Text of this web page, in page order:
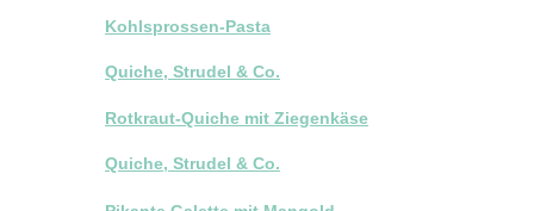
Kohlsprossen-Pasta
Quiche, Strudel & Co.
Rotkraut-Quiche mit Ziegenkäse
Quiche, Strudel & Co.